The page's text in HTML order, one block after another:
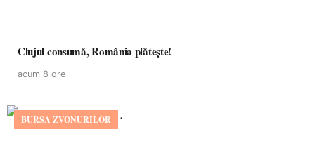
Clujul consumă, România plătește!
acum 8 ore
BURSA ZVONURILOR